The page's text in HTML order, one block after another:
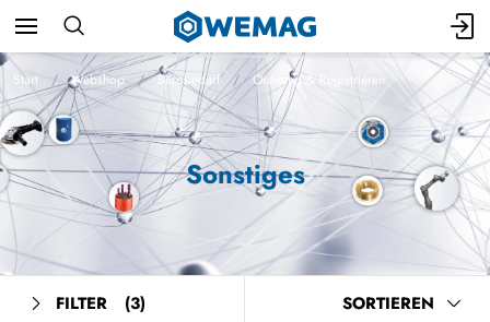
Start Webshop Bürobedarf Ordnung & Registrieren
Sonstiges
FILTER (3) SORTIEREN